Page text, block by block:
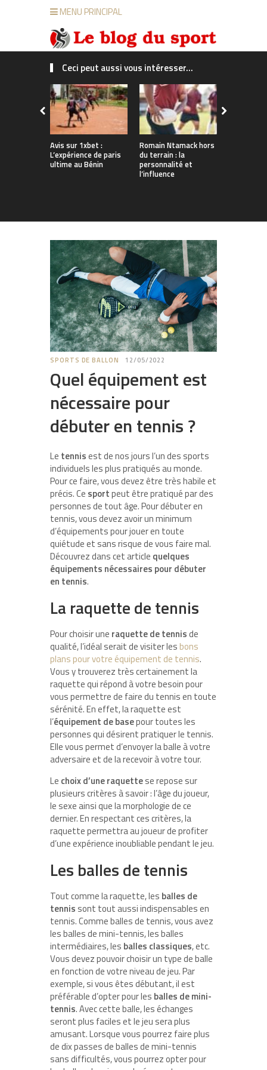
MENU PRINCIPAL
Ceci peut aussi vous intéresser...
Avis sur 1xbet :
L’expérience de paris
ultime au Bénin
Romain Ntamack hors
du terrain : la
personnalité et
l’influence
SPORTS DE BALLON 12/05/2022
Quel équipement est
nécessaire pour
débuter en tennis ?
Le tennisest de nos jours l’un des sports
individuels les plus pratiqués au monde.
Pour ce faire, vous devez être très habile et
précis. Ce sportpeut être pratiqué par des
personnes de tout âge. Pour débuter en
tennis, vous devez avoir un minimum
d’équipements pour jouer en toute
quiétude et sans risque de vous faire mal.
Découvrez dans cet article quelques
équipements nécessaires pour débuter
en tennis.
La raquette de tennis
Pour choisir une raquette de tennisde
qualité, l’idéal serait de visiter les bons
plans pour votre équipement de tennis.
Vous y trouverez très certainement la
raquette qui répond à votre besoin pour
vous permettre de faire du tennis en toute
sérénité. En effet, la raquette est
l’équipement de basepour toutes les
personnes qui désirent pratiquer le tennis.
Elle vous permet d’envoyer la balle à votre
adversaire et de la recevoir à votre tour.
Le choix d’une raquettese repose sur
plusieurs critères à savoir : l’âge du joueur,
le sexe ainsi que la morphologie de ce
dernier. En respectant ces critères, la
raquette permettra au joueur de profiter
d’une expérience inoubliable pendant le jeu.
Les balles de tennis
Tout comme la raquette, les balles de
tennis sont tout aussi indispensables en
tennis. Comme balles de tennis, vous avez
les balles de mini-tennis, les balles
intermédiaires, les balles classiques, etc.
Vous devez pouvoir choisir un type de balle
en fonction de votre niveau de jeu. Par
exemple, si vous êtes débutant, il est
préférable d’opter pour les balles de mini-
tennis. Avec cette balle, les échanges
seront plus faciles et le jeu sera plus
amusant. Lorsque vous pourrez faire plus
de dix passes de balles de mini-tennis
sans difficultés, vous pourrez opter pour